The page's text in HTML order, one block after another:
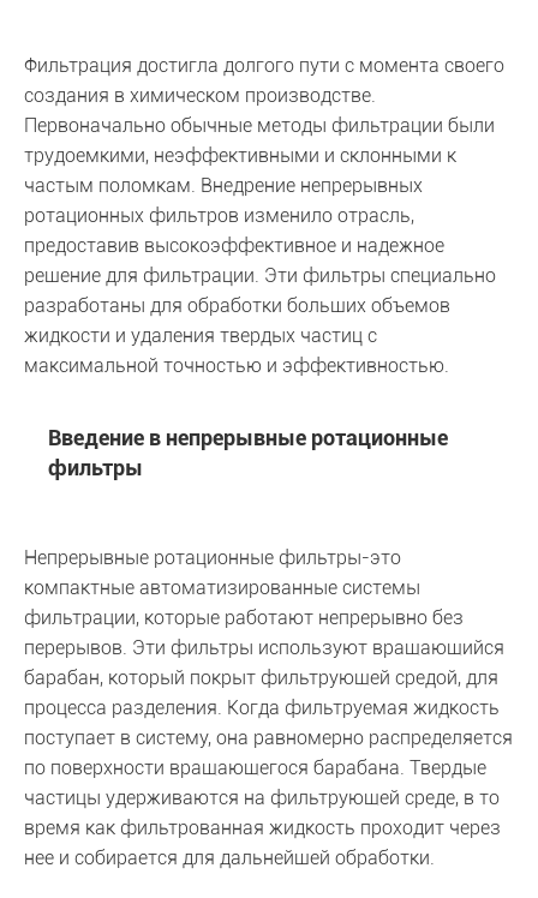
Фильтрация достигла долгого пути с момента своего
создания в химическом производстве.
Первоначально обычные методы фильтрации были
трудоемкими, неэффективными и склонными к
частым поломкам. Внедрение непрерывных
ротационных фильтров изменило отрасль,
предоставив высокоэффективное и надежное
решение для фильтрации. Эти фильтры специально
разработаны для обработки больших объемов
жидкости и удаления твердых частиц с
максимальной точностью и эффективностью.
Введение в непрерывные ротационные
фильтры
Непрерывные ротационные фильтры-это
компактные автоматизированные системы
фильтрации, которые работают непрерывно без
перерывов. Эти фильтры используют вращающийся
барабан, который покрыт фильтрующей средой, для
процесса разделения. Когда фильтруемая жидкость
поступает в систему, она равномерно распределяется
по поверхности вращающегося барабана. Твердые
частицы удерживаются на фильтрующей среде, в то
время как фильтрованная жидкость проходит через
нее и собирается для дальнейшей обработки.